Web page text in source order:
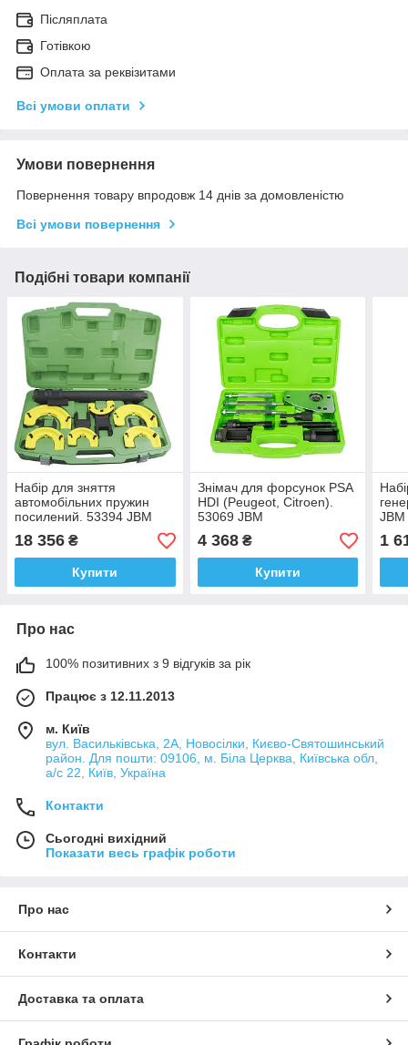
Післяплата
Готівкою
Оплата за реквізитами
Всі умови оплати
Умови повернення
Повернення товару впродовж 14 днів за домовленістю
Всі умови повернення
Подібні товари компанії
Набір для зняття
автомобільних пружин
посилений. 53394 JBM
18 356 ₴
Купити
Знімач для форсунок PSA
HDI (Peugeot, Citroen).
53069 JBM
4 368₴
Купити
JBM
1
Про нас
100% позитивних з 9 відгуків за рік
Працює з 12.11.2013
м. Київ
вул. Васильківська, 2А, Новосілки, Києво-Святошинський
район. Для пошти: 09106, м. Біла Церква, Київська обл,
а/с 22, Київ, Україна
Контакти
Сьогодні вихідний
Показати весь графік роботи
Про нас
Контакти
Доставка та оплата